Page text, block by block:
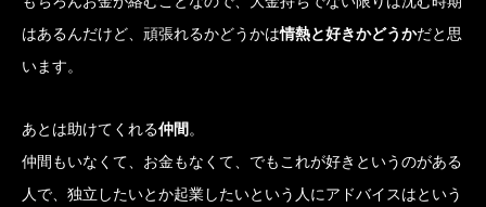
はあるんだけど、頑張れるかどうかは情熱と好きかどうかだと思
います。
あとは助けてくれる仲間 。
仲間もいなくて、お金もなくて、でもこれが好きというのがある
人で、独立したいとか起業したいという人にアドバイスはという